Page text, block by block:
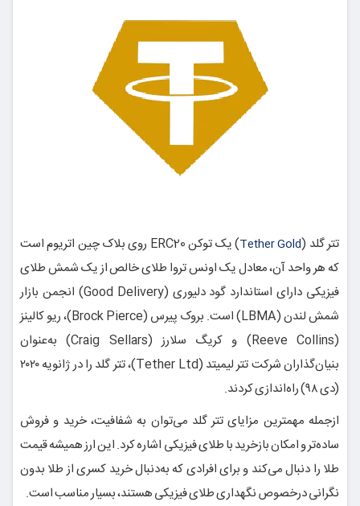
تتر گلد (Tether Gold
) یک توکن ERC20 روی بلاک چین اتریوم است
که هر واحد آن، معادل یک اونس تروا طلای خالص از یک شمش طلای
فیزیکی دارای استاندارد گود دلیوری (Good Delivery) انجمن بازار
شمش لندن (LBMA) است. بروک پیرس (Brock Pierce)، ریو کالینز
(Reeve Collins) و کریگ سلارز (Craig Sellars) به‌عنوان
بنیان‌گذاران شرکت تتر لیمیتد (Tether Ltd)، تتر گلد را در ژانویه ۲۰۲۰
(دی ۹۸) راه‌اندازی کردند.
ازجمله مهمترین مزایای تتر گلد می‌توان به شفافیت، خرید و فروش
ساده‌تر و امکان بازخرید با طلای فیزیکی اشاره کرد. این ارز همیشه قیمت
طلا را دنبال می‌کند و برای افرادی که به‌دنبال خرید کسری از طلا بدون
نگرانی درخصوص نگهداری طلای فیزیکی هستند، بسیار مناسب است.